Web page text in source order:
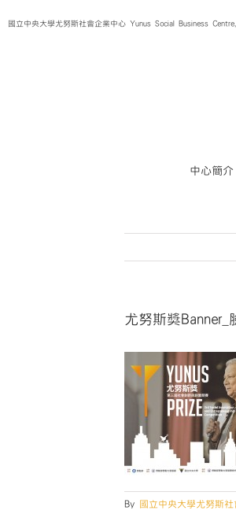
to國立中央大學尤努斯社會企業中心 Yunus Social Business
中心簡介
尤努斯獎Banner_
By 國立中央大學尤努斯